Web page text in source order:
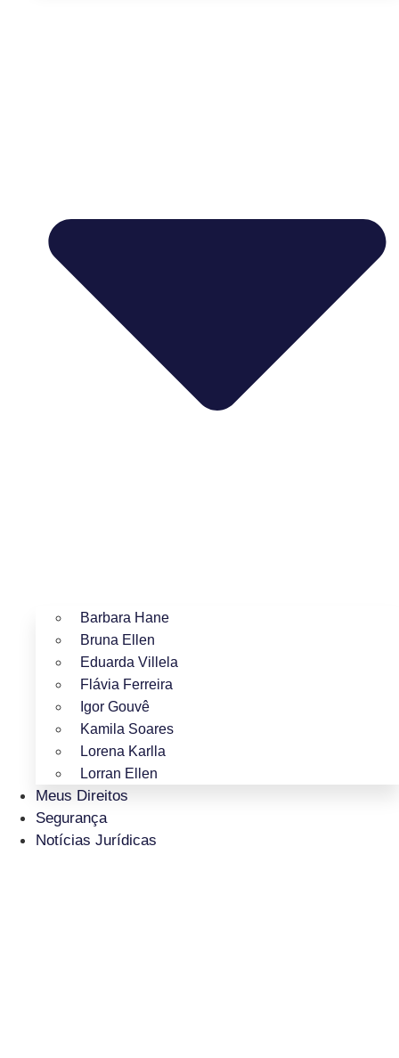
Barbara Hane
Bruna Ellen
Eduarda Villela
Flávia Ferreira
Igor Gouvê
Kamila Soares
Lorena Karlla
Lorran Ellen
Meus Direitos
Segurança
Notícias Jurídicas